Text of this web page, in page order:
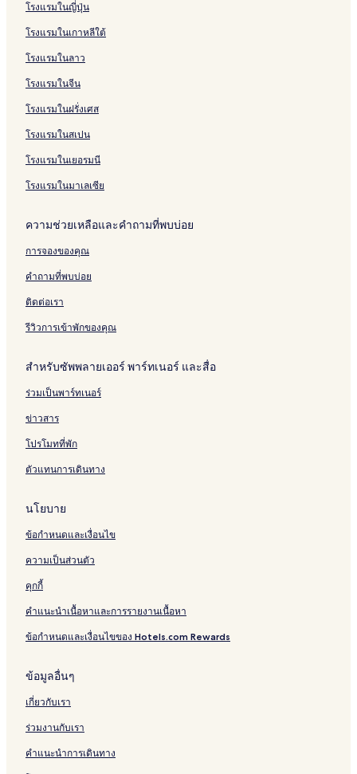
k
i
p
t
n
Y
o
r
k
s
h
e
c
a
t
i
n
i
n
g
h
m
H
o
t
e
P
i
e
r
e
T
h
e
C
r
e
e
t
I
n
n
e
e
t
e
R
o
o
s
e
&
F
a
r
e
r
d
R
e
g
s
r
y
H
a
w
o
h
o
r
s
e
a
m
t
h
c
l
f
C
o
t
t
a
g
e
K
e
r
e
s
t
w
o
L
o
d
g
e
I
l
y
M
o
o
โรงแรมในญี่ปุ่น
โรงแรมในเกาหลีใต้
โรงแรมในลาว
โรงแรมในจีน
โรงแรมในฝรั่งเศส
โรงแรมในสเปน
โรงแรมในเยอรมนี
โรงแรมในมาเลเซีย
ความช่วยเหลือและคำถามที่พบบ่อย
การจองของคุณ
คำถามที่พบบ่อย
ติดต่อเรา
รีวิวการเข้าพักของคุณ
สำหรับซัพพลายเออร์ พาร์ทเนอร์ และสื่อ
ร่วมเป็นพาร์ทเนอร์
ข่าวสาร
โปรโมทที่พัก
ตัวแทนการเดินทาง
นโยบาย
ข้อกำหนดและเงื่อนไข
ความเป็นส่วนตัว
คุกกี้
คำแนะนำเนื้อหาและการรายงานเนื้อหา
ข้อกำหนดและเงื่อนไขของ Hotels.com Rewards
ข้อมูลอื่นๆ
เกี่ยวกับเรา
ร่วมงานกับเรา
คำแนะนำการเดินทาง